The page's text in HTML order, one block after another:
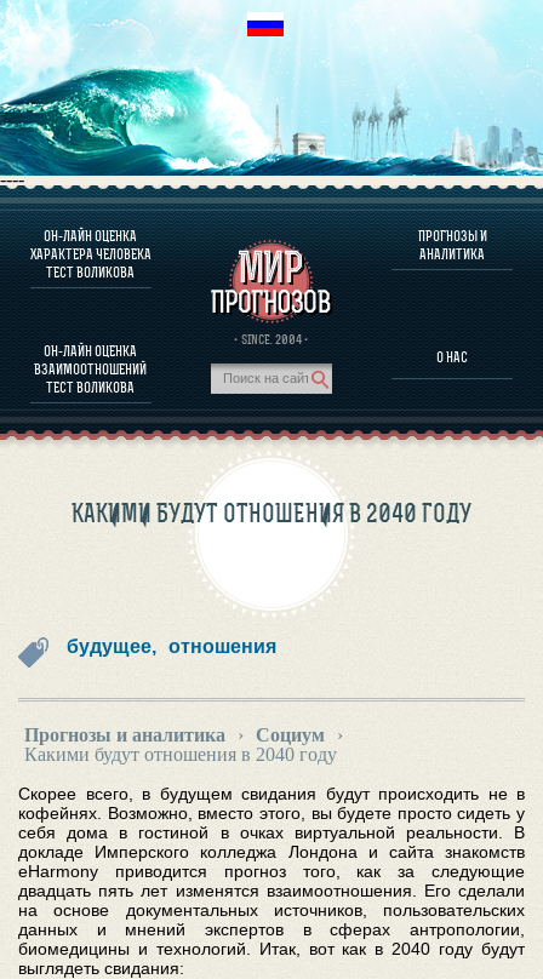
----
ОН-ЛАЙН ОЦЕНКА
ХАРАКТЕРА ЧЕЛОВЕКА
ТЕСТ ВОЛИКОВА
ОН-ЛАЙН ОЦЕНКА
ВЗАИМООТНОШЕНИЙ
ТЕСТ ВОЛИКОВА
· SINCE. 2004 ·
ПРОГНОЗЫ И
АНАЛИТИКА
О НАС
О ПРОГРАММЕ
ОЦЕНКА ХАРАКТЕРA ЧЕЛОВЕКА
ОЦЕНКА ХАРАКТЕРА ВЫДАЮЩИХСЯ ЛИЧНОСТЕЙ
О ПРОГРАММЕ
ПРОГНОЗЫ И АНАЛИТИКА
КАКИМИ БУДУТ ОТНОШЕНИЯ В 2040 ГОДУ
будущее, отношения
Прогнозы и аналитика › Социум
›
Какими будут отношения в 2040 году
Скорее всего, в будущем свидания будут происходить не в
кофейнях. Возможно, вместо этого, вы будете просто сидеть у
себя дома в гостиной в очках виртуальной реальности. В
докладе Имперского колледжа Лондона и сайта знакомств
eHarmony приводится прогноз того, как за следующие
двадцать пять лет изменятся взаимоотношения. Его сделали
на основе документальных источников, пользовательских
данных и мнений экспертов в сферах антропологии,
биомедицины и технологий. Итак, вот как в 2040 году будут
выглядеть свидания: